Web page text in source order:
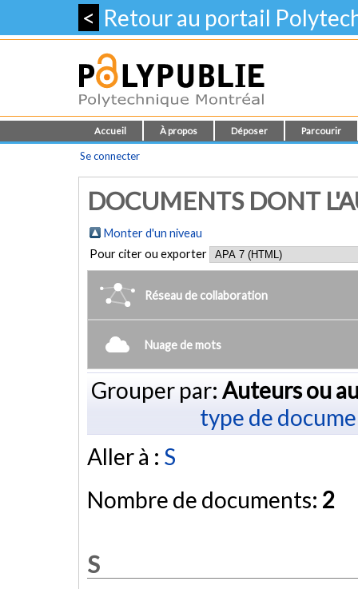
< Retour au portail
Accueil À propos Déposer Parcourir
Se connecter
DOCUMENTS DONT
Monter d'un niveau
Pour citer ou exporter
Réseau de collaboration
Nuage de mots
Grouper par: Auteurs ou
type de
Aller à : S
Nombre de documents: 2
S